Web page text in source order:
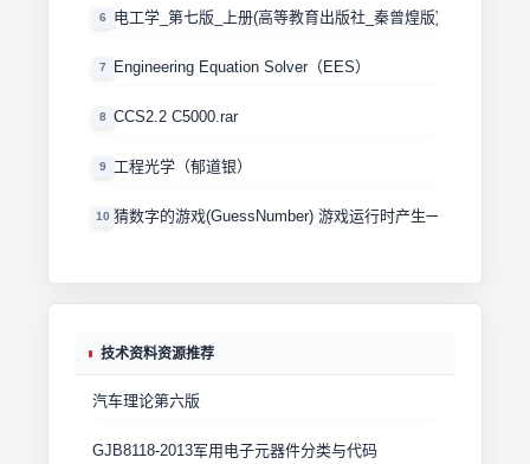
6 电工学_第七版_上册(高等教育出版社_秦曾煌版)
7 Engineering Equation Solver（EES）
8 CCS2.2 C5000.rar
9 工程光学（郁道银）
10 猜数字的游戏(GuessNumber) 游戏运行时产生一个0－1000
技术资料资源推荐
汽车理论第六版
GJB8118-2013军用电子元器件分类与代码